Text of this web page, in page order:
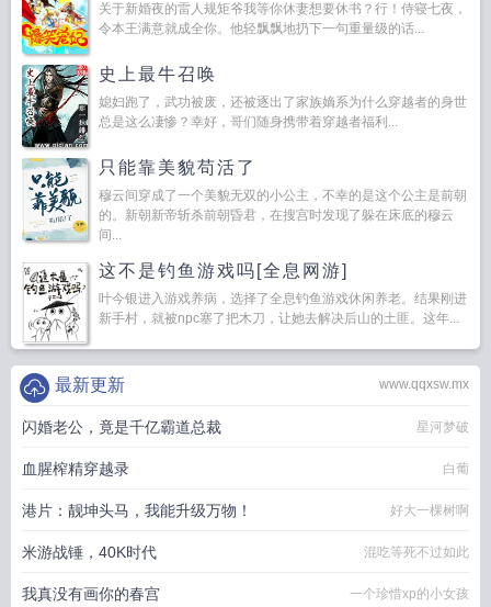
关于新婚夜的雷人规矩爷我等你休妻想要休书？行！侍寝七夜，
令本王满意就成全你。他轻飘飘地扔下一句重量级的话...
史上最牛召唤
媳妇跑了，武功被废，还被逐出了家族嫡系为什么穿越者的身世
总是这么凄惨？幸好，哥们随身携带着穿越者福利...
只能靠美貌苟活了
穆云间穿成了一个美貌无双的小公主，不幸的是这个公主是前朝
的。新朝新帝斩杀前朝昏君，在搜宫时发现了躲在床底的穆云
间...
这不是钓鱼游戏吗[全息网游]
叶今银进入游戏养病，选择了全息钓鱼游戏休闲养老。结果刚进
新手村，就被npc塞了把木刀，让她去解决后山的土匪。这年...
www.qqxsw.mx
最新更新
闪婚老公，竟是千亿霸道总裁 星河梦破
血腥榨精穿越录 白葡
港片：靓坤头马，我能升级万物！ 好大一棵树啊
米游战锤，40K时代 混吃等死不过如此
我真没有画你的春宫 一个珍惜xp的小女孩